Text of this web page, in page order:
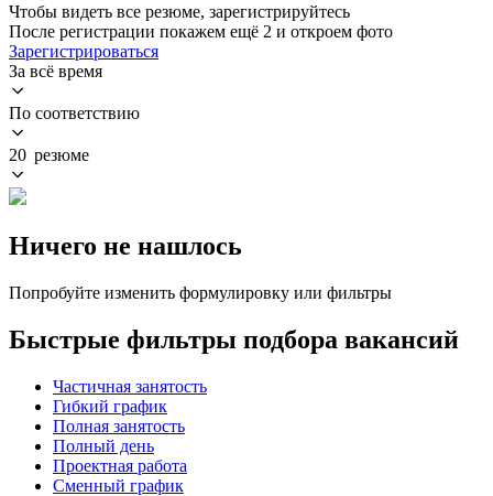
Чтобы видеть все резюме, зарегистрируйтесь
После регистрации покажем ещё 2 и откроем фото
Зарегистрироваться
За всё время
По соответствию
20 резюме
Ничего не нашлось
Попробуйте изменить формулировку или фильтры
Быстрые фильтры подбора вакансий
Частичная занятость
Гибкий график
Полная занятость
Полный день
Проектная работа
Сменный график